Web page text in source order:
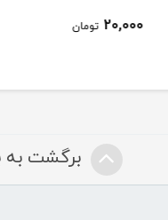
20,000 تومان
برگشت به